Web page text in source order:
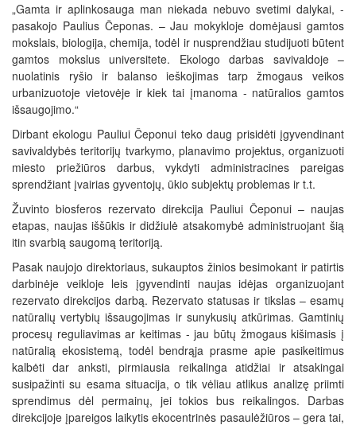
„Gamta ir aplinkosauga man niekada nebuvo svetimi dalykai, -
pasakojo Paulius Čeponas. – Jau mokykloje domėjausi gamtos
mokslais, biologija, chemija, todėl ir nusprendžiau studijuoti būtent
gamtos mokslus universitete. Ekologo darbas savivaldoje –
nuolatinis ryšio ir balanso ieškojimas tarp žmogaus veikos
urbanizuotoje vietovėje ir kiek tai įmanoma - natūralios gamtos
išsaugojimo.“
Dirbant ekologu Pauliui Čeponui teko daug prisidėti įgyvendinant
savivaldybės teritorijų tvarkymo, planavimo projektus, organizuoti
miesto priežiūros darbus, vykdyti administracines pareigas
sprendžiant įvairias gyventojų, ūkio subjektų problemas ir t.t.
Žuvinto biosferos rezervato direkcija Pauliui Čeponui – naujas
etapas, naujas iššūkis ir didžiulė atsakomybė administruojant šią
itin svarbią saugomą teritoriją.
Pasak naujojo direktoriaus, sukauptos žinios besimokant ir patirtis
darbinėje veikloje leis įgyvendinti naujas idėjas organizuojant
rezervato direkcijos darbą. Rezervato statusas ir tikslas – esamų
natūralių vertybių išsaugojimas ir sunykusių atkūrimas. Gamtinių
procesų reguliavimas ar keitimas - jau būtų žmogaus kišimasis į
natūralią ekosistemą, todėl bendrąja prasme apie pasikeitimus
kalbėti dar anksti, pirmiausia reikalinga atidžiai ir atsakingai
susipažinti su esama situacija, o tik vėliau atlikus analizę priimti
sprendimus dėl permainų, jei tokios bus reikalingos. Darbas
direkcijoje įpareigos laikytis ekocentrinės pasaulėžiūros – gera tai,